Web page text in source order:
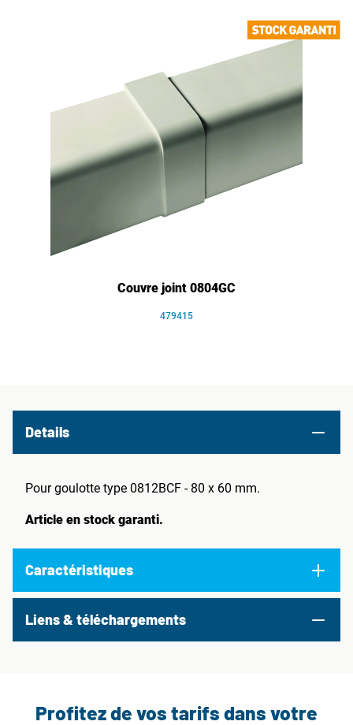
Couvre joint 0804GC
479415
Details
Pour goulotte type 0812BCF - 80 x 60 mm.
Article en stock garanti.
Caractéristiques
Liens & téléchargements
Profitez de vos tarifs dans votre